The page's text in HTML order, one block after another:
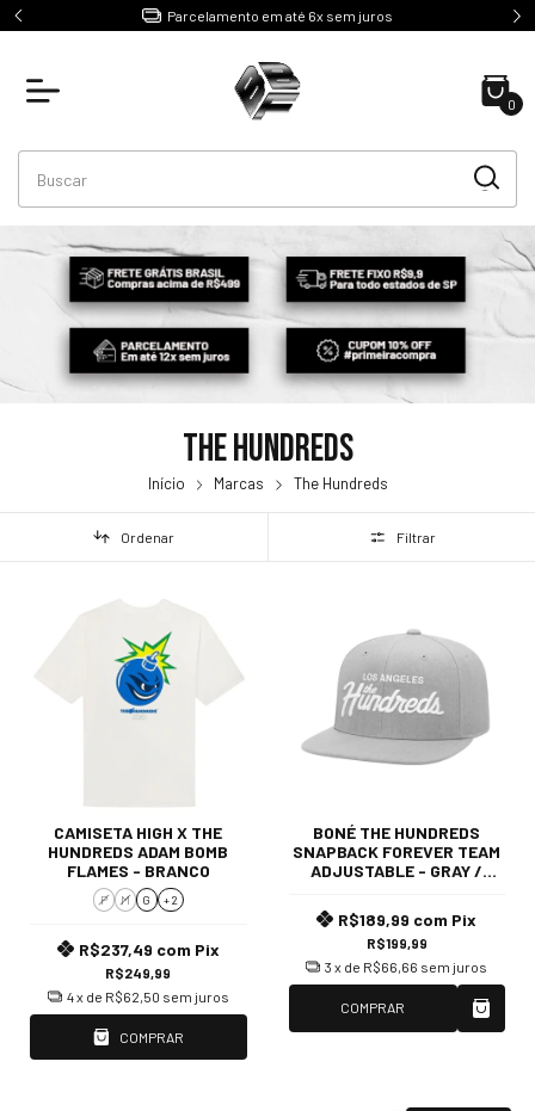
Parcelamento em até 6x sem juros
0
The Hundreds
Início Marcas The Hundreds
Ordenar Filtrar
CAMISETA HIGH X THE
HUNDREDS ADAM BOMB
FLAMES - BRANCO
P M G + 2
R$249,99
R$237,49 com Pix
4x de R$62,50 sem juros
COMPRAR
BONÉ THE HUNDREDS
SNAPBACK FOREVER TEAM
ADJUSTABLE - GRAY /
R$199,99
R$189,99 com Pix
3 x de R$66,66 sem juros
COMPRAR